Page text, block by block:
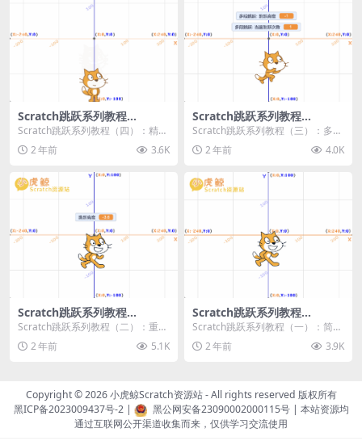
Scratch跳跃系列教程
（四）：精准着陆
Scratch跳跃系列教程（四）：精准
着陆 作者：小虎鲸Scratch资源站
... 2 年前 3.6K
Scratch跳跃系列教程
（三）：多段跳跃
Scratch跳跃系列教程（三）：多段
跳跃 作者：小虎鲸Scratch资源站
连...2 年前 4.0K
Scratch跳跃系列教程
（二）：重力跳跃
Scratch跳跃系列教程（二）：重力
跳跃 作者：小虎鲸Scratch资源站
按...2 年前 5.1K
Scratch跳跃系列教程
（一）：简单跳跃
Scratch跳跃系列教程（一）：简单
跳跃 作者：小虎鲸Scratch资源站
按...2 年前 3.9K
Copyright © 2026小虎鲸Scratch资源站- All rights reserved 版权所有
黑ICP备2023009437号-2| 黑公网安备23090002000115号| 本站资源均
通过互联网公开渠道收集而来，仅供学习交流使用